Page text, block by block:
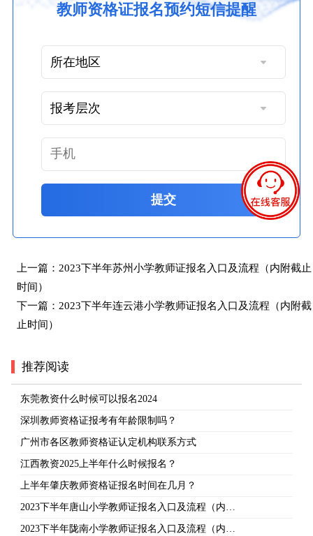
教师资格证报名预约短信提醒
提交
上一篇： 2023下半年苏州小学教师证报名入口及流程（内附截止
时间）
下一篇： 2023下半年连云港小学教师证报名入口及流程（内附截
止时间）
推荐阅读
东莞教资什么时候可以报名2024
深圳教师资格证报考有年龄限制吗？
广州市各区教师资格证认定机构联系方式
江西教资2025上半年什么时候报名？
上半年肇庆教师资格证报名时间在几月？
2023下半年唐山小学教师证报名入口及流程（内…
2023下半年陇南小学教师证报名入口及流程（内…